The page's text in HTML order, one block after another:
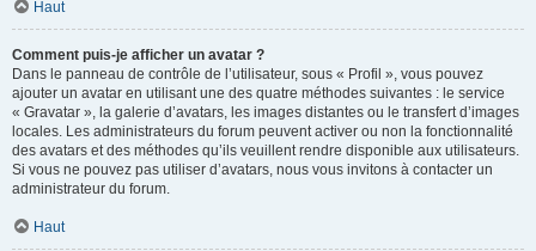
Haut
Comment puis-je afficher un avatar ?
Dans le panneau de contrôle de l’utilisateur, sous « Profil », vous pouvez
ajouter un avatar en utilisant une des quatre méthodes suivantes : le service
« Gravatar », la galerie d’avatars, les images distantes ou le transfert d’images
locales. Les administrateurs du forum peuvent activer ou non la fonctionnalité
des avatars et des méthodes qu’ils veuillent rendre disponible aux utilisateurs.
Si vous ne pouvez pas utiliser d’avatars, nous vous invitons à contacter un
administrateur du forum.
Haut